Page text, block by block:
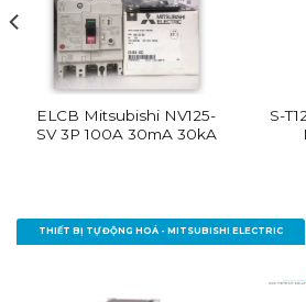
ELCB Mitsubishi NV125-
SV 3P 100A 30mA 30kA
S-
THIẾT BỊ TỰ ĐỘNG HOÁ - MITSUBISHI ELECTRIC